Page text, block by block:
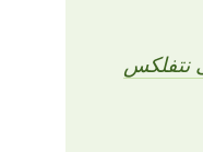
نتفلكس